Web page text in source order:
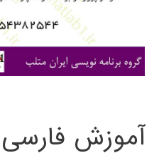
ی
آموزش